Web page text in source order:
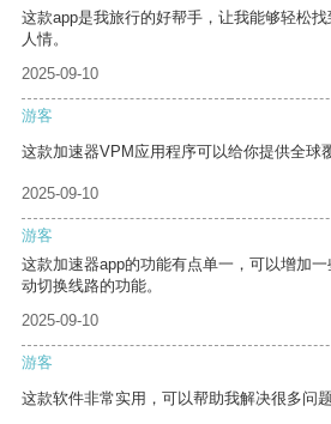
这款app是我旅行的好帮手，让我能够轻松
人情。
2025-09-10
游客
这款加速器VPM应用程序可以给你提供全球
2025-09-10
游客
这款加速器app的功能有点单一，可以增加
动切换线路的功能。
2025-09-10
游客
这款软件非常实用，可以帮助我解决很多问题